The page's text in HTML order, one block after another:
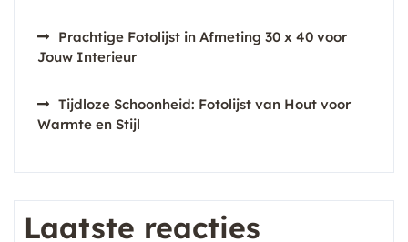
Prachtige Fotolijst in Afmeting 30 x 40 voor
Jouw Interieur
Tijdloze Schoonheid: Fotolijst van Hout voor
Warmte en Stijl
Laatste reacties